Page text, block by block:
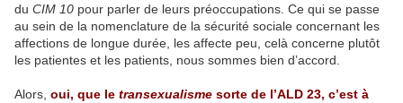
du CIM 10 pour parler de leurs préoccupations. Ce qui se passe
au sein de la nomenclature de la sécurité sociale concernant les
affections de longue durée, les affecte peu, celà concerne plutôt
les patientes et les patients, nous sommes bien d’accord.
Alors, oui, que le transexualisme sorte de l’ALD 23, c’est à